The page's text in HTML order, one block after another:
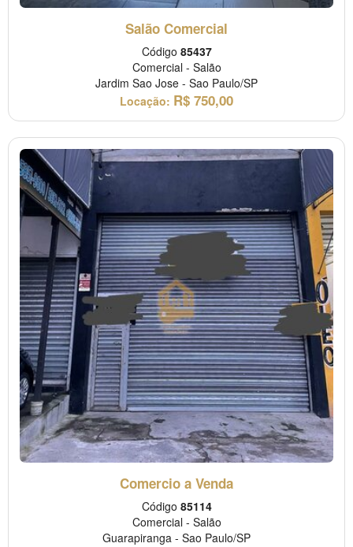
Salão Comercial
Código 85437
Comercial - Salão
Jardim Sao Jose - Sao Paulo/SP
Locação: R$ 750,00
Comercio a Venda
Código 85114
Comercial - Salão
Guarapiranga - Sao Paulo/SP